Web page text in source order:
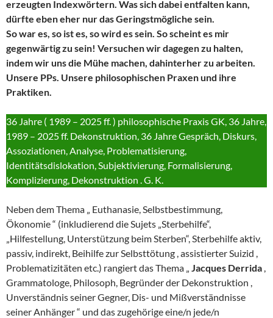
erzeugten Indexwörtern. Was sich dabei entfalten kann,
dürfte eben eher nur das Geringstmögliche sein.
So war es, so ist es, so wird es sein. So scheint es mir
gegenwärtig zu sein! Versuchen wir dagegen zu halten,
indem wir uns die Mühe machen, dahinterher zu arbeiten.
Unsere PPs. Unsere philosophischen Praxen und ihre
Praktiken.
36 Jahre ( 1989 – 2025 ff. ) philosophische Praxis GK, 36 Jahre,
1989 – 2025 ff. Dekonstruktion, 36 Jahre Gespräch, Diskurs,
Assoziationen, Analyse, Problematisierung,
Identitätsdislokation, Subjektivierung, Formalisierung,
Komplizierung, Dekonstruktion . G. K.
Neben dem Thema „ Euthanasie, Selbstbestimmung,
Ökonomie “ (inkludierend die Sujets „Sterbehilfe“,
„Hilfestellung, Unterstützung beim Sterben“, Sterbehilfe aktiv,
passiv, indirekt, Beihilfe zur Selbsttötung , assistierter Suizid ,
Problematizitäten etc.) rangiert das Thema „ Jacques Derrida ,
Grammatologe, Philosoph, Begründer der Dekonstruktion ,
Unverständnis seiner Gegner, Dis- und Mißverständnisse
seiner Anhänger “ und das zugehörige eine/n jede/n